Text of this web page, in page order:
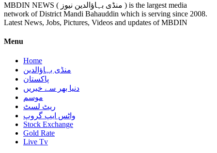
MBDIN NEWS ( منڈی بہاؤالدین نیوز ) is the largest media
network of District Mandi Bahauddin which is serving since 2008.
Latest News, Jobs, Pictures, Videos and updates of MBDIN
Menu
Home
منڈی بہاؤالدین
پاکستان
دنیا بھر سے خبریں
موسم
ریٹ لسٹ
واٹس ایپ گروپ
Stock Exchange
Gold Rate
Live Tv